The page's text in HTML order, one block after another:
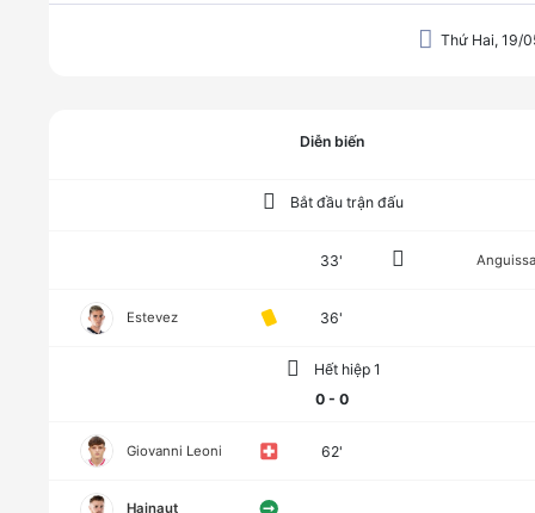
Thứ Hai, 19/
Diễn biến
Bắt đầu trận đấu
33' Anguissa
Estevez 36'
Hết hiệp 1
0 - 0
Giovanni Leoni 62'
Hainaut